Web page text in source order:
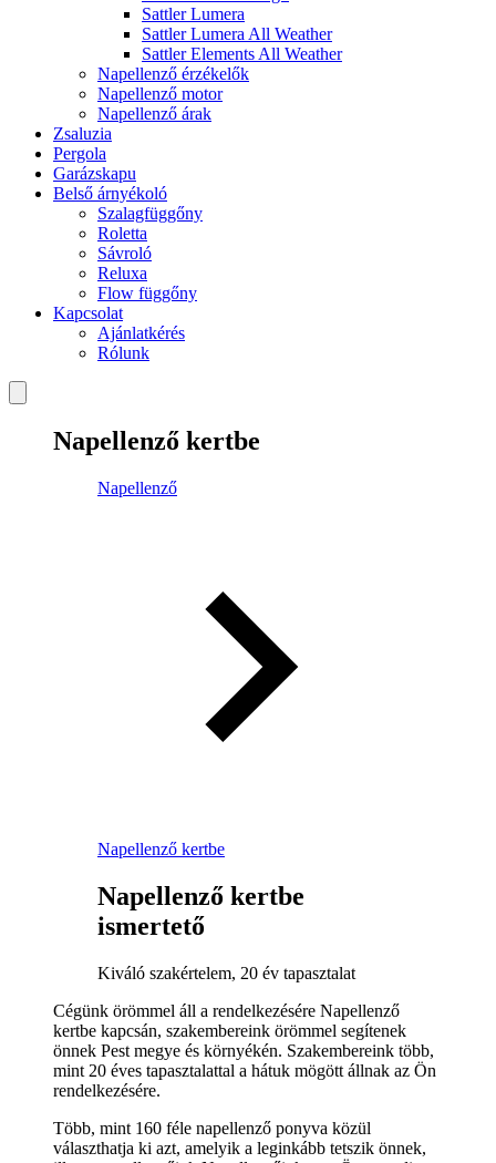
Sattler Lumera
Sattler Lumera All Weather
Sattler Elements All Weather
Napellenző érzékelők
Napellenző motor
Napellenző árak
Zsaluzia
Pergola
Garázskapu
Belső árnyékoló
Szalagfüggőny
Roletta
Sávroló
Reluxa
Flow függőny
Kapcsolat
Ajánlatkérés
Rólunk
Napellenző kertbe
Napellenző
Napellenző kertbe
Napellenző kertbe
ismertető
Kiváló szakértelem, 20 év tapasztalat
Cégünk örömmel áll a rendelkezésére Napellenző
kertbe kapcsán, szakembereink örömmel segítenek
önnek Pest megye és környékén. Szakembereink több,
mint 20 éves tapasztalattal a hátuk mögött állnak az Ön
rendelkezésére.
Több, mint 160 féle napellenző ponyva közül
választhatja ki azt, amelyik a leginkább tetszik önnek,